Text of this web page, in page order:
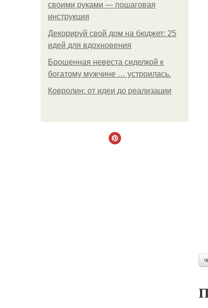
своими руками — пошаговая
инструкция
Декорируй свой дом на бюджет: 25
идей для вдохновения
Брошенная невеста сиделкой к
богатому мужчине … устроилась.
Ковролин: от идеи до реализации